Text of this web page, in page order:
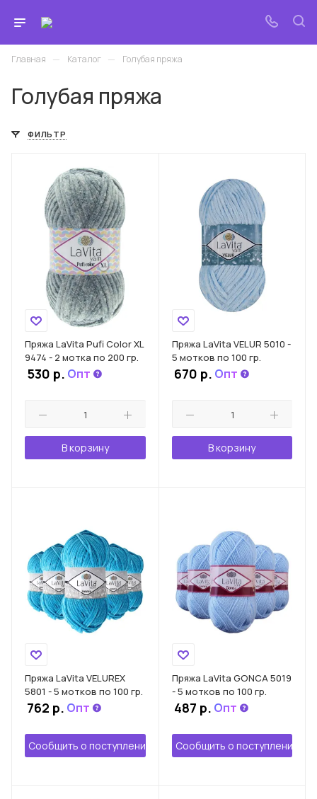
Главная — Каталог — Голубая пряжа
Голубая пряжа
ФИЛЬТР
Пряжа LaVita Pufi Color XL
9474 - 2 мотка по 200 гр.
530 р. Опт
В корзину
Пряжа LaVita VELUR 5010 -
5 мотков по 100 гр.
670 р. Опт
В корзину
Пряжа LaVita VELUREX
5801 - 5 мотков по 100 гр.
762 р. Опт
Сообщить о поступлении
Пряжа LaVita GONCA 5019
- 5 мотков по 100 гр.
487 р. Опт
Сообщить о поступлении